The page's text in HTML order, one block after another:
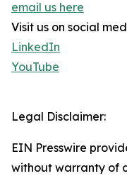
email us here
Visit us on social
LinkedIn
YouTube
Legal Disclaimer:
EIN Presswire
without warranty of